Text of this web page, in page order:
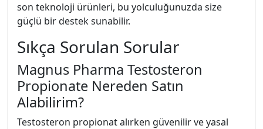
son teknoloji ürünleri, bu yolculuğunuzda size
güçlü bir destek sunabilir.
Sıkça Sorulan Sorular
Magnus Pharma Testosteron
Propionate Nereden Satın
Alabilirim?
Testosteron propionat alırken güvenilir ve yasal